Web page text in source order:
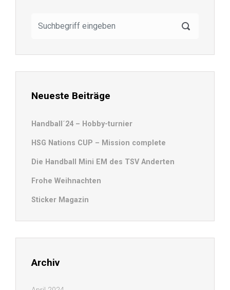
Neueste Beiträge
Handball´24 – Hobby-turnier
HSG Nations CUP – Mission complete
Die Handball Mini EM des TSV Anderten
Frohe Weihnachten
Sticker Magazin
Archiv